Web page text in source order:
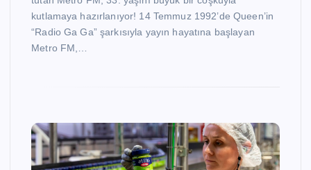
kutlamaya hazırlanıyor! 14 Temmuz 1992’de Queen’in
“Radio Ga Ga” şarkısıyla yayın hayatına başlayan
Metro FM,…